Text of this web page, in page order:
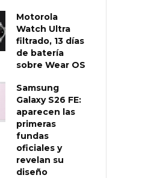
Motorola
Watch Ultra
filtrado, 13 días
de batería
sobre Wear OS
Samsung
Galaxy S26 FE:
aparecen las
primeras
fundas
oficiales y
revelan su
diseño